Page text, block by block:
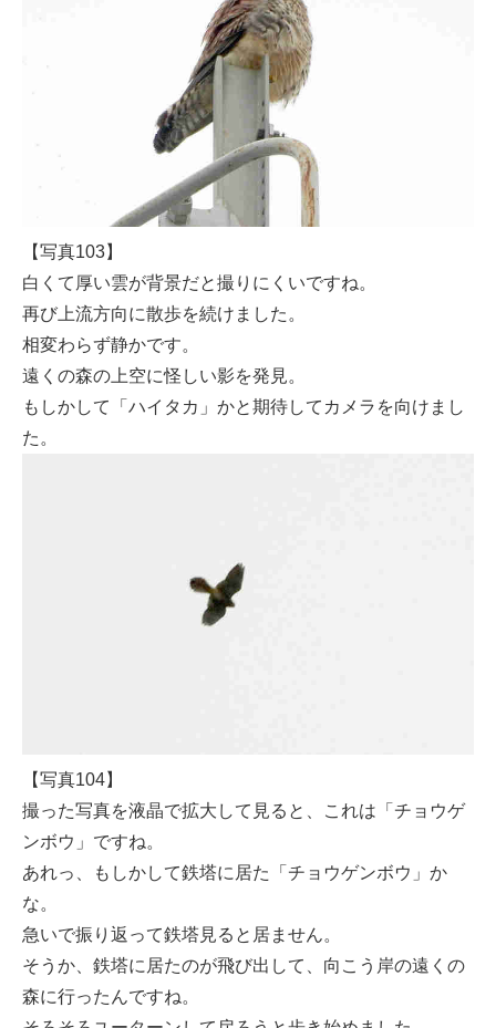
【写真103】
白くて厚い雲が背景だと撮りにくいですね。
再び上流方向に散歩を続けました。
相変わらず静かです。
遠くの森の上空に怪しい影を発見。
もしかして「ハイタカ」かと期待してカメラを向けまし
た。
【写真104】
撮った写真を液晶で拡大して見ると、これは「チョウゲ
ンボウ」ですね。
あれっ、もしかして鉄塔に居た「チョウゲンボウ」か
な。
急いで振り返って鉄塔見ると居ません。
そうか、鉄塔に居たのが飛び出して、向こう岸の遠くの
森に行ったんですね。